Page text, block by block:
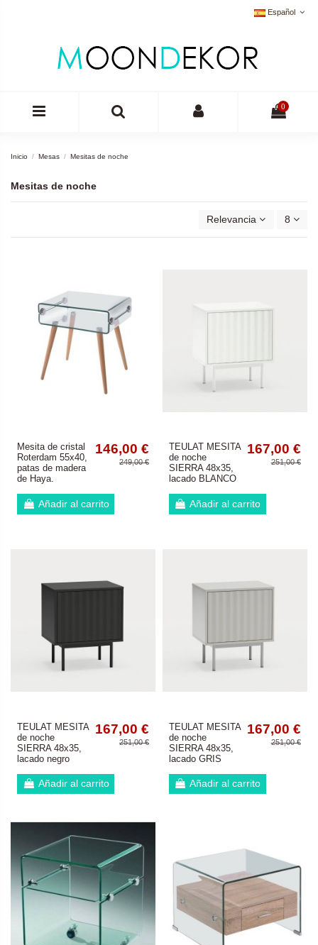
Español
0
Inicio Mesas Mesitas de noche
Mesitas de noche
Relevancia 8
Mesita de cristal
Roterdam 55x40,
patas de madera
de Haya.
146,00 €
249,00 €
Añadir al carrito
TEULAT MESITA
de noche
SIERRA 48x35,
lacado BLANCO
167,00 €
251,00 €
Añadir al carrito
TEULAT MESITA
de noche
SIERRA 48x35,
lacado negro
167,00 €
251,00 €
Añadir al carrito
TEULAT MESITA
de noche
SIERRA 48x35,
lacado GRIS
167,00 €
251,00 €
Añadir al carrito